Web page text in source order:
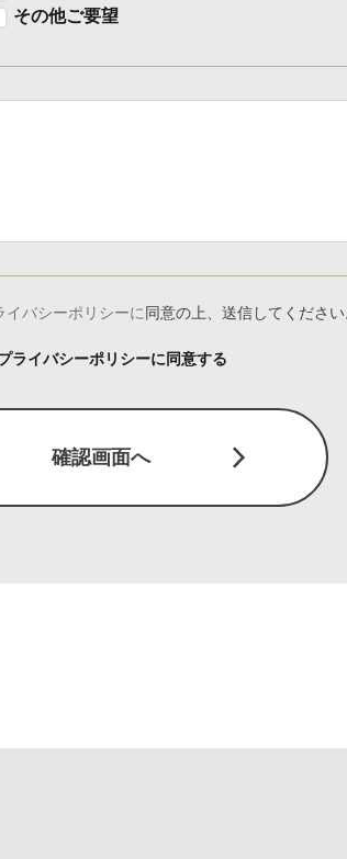
その他ご要望
イバシーポリシーに 同意の上、送信してくださ
ライバシーポリシーに同意する
確認画面へ